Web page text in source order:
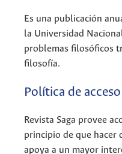
Es una publicación
la Universidad
problemas filosóficos
filosofía.
Política de
Revista Saga provee
principio de que
apoya a un mayor